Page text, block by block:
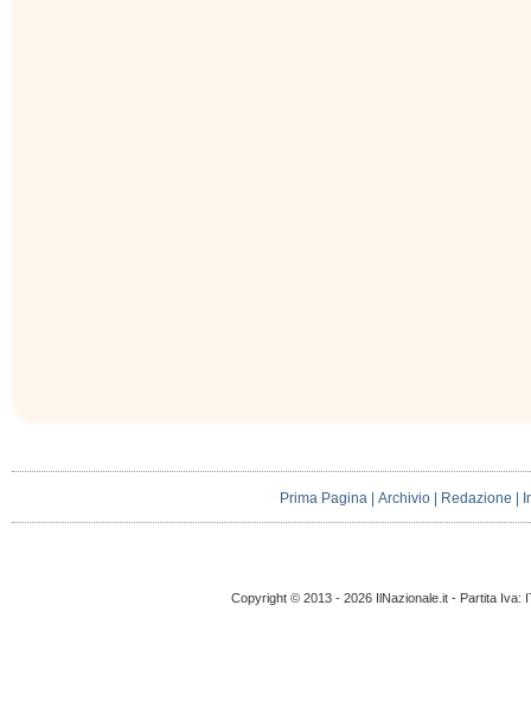
Prima Pagina |Archivio | Redazione |
Copyright © 2013 - 2026 IlNazionale.it - Partita Iva: